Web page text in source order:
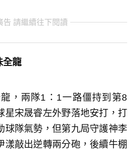
告 請繼續往下閱讀
全龍
，兩隊1：1一路僵持到第8
星宋晟睿左外野落地安打，打
球隊氣勢，但第九局守護神李
漾敲出逆轉兩分砲，後續牛棚